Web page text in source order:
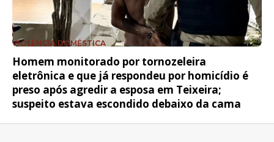
VIOLÊNCIA DOMÉSTICA
Homem monitorado por tornozeleira
eletrônica e que já respondeu por homicídio é
preso após agredir a esposa em Teixeira;
suspeito estava escondido debaixo da cama